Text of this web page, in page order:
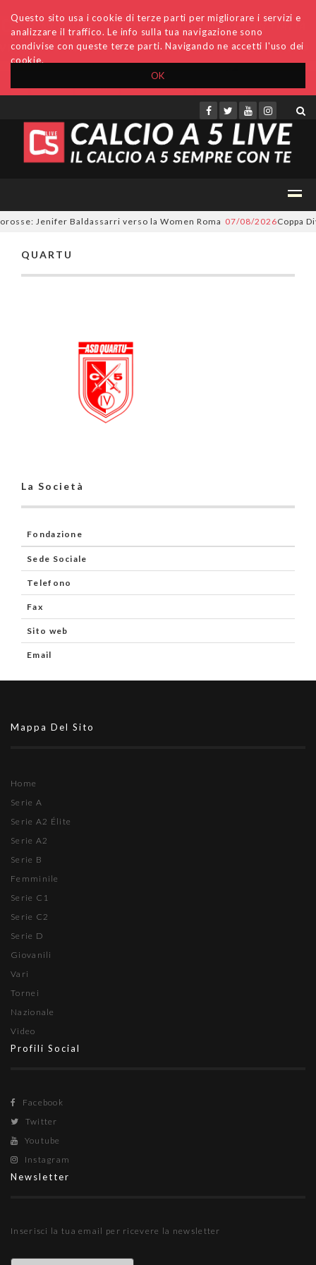
OK
Questo sito usa i cookie di terze parti per migliorare i servizi e
analizzare il traffico. Le info sulla tua navigazione sono
condivise con queste terze parti. Navigando ne accetti l'uso dei
cookie.
Accedi Archivio Invio comunicati Redazione
Jenifer Baldassarri verso la Women Roma 07/08/2026Coppa
QUARTU
La Società
Fondazione
Sede Sociale
Telefono
Fax
Sito web
Email
Mappa Del Sito
Home
Serie A
Serie A2 Élite
Serie A2
Serie B
Femminile
Serie C1
Serie C2
Serie D
Giovanili
Vari
Tornei
Nazionale
Video
Profili Social
Facebook
Twitter
Youtube
Instagram
Newsletter
Inserisci la tua email per ricevere la newsletter